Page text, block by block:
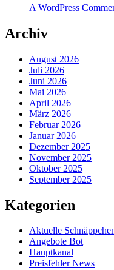
A WordPress
Archiv
August 2026
Juli 2026
Juni 2026
Mai 2026
April 2026
März 2026
Februar 2026
Januar 2026
Dezember 2025
November 2025
Oktober 2025
September 2025
Kategorien
Aktuelle
Angebote Bot
Hauptkanal
Preisfehler News